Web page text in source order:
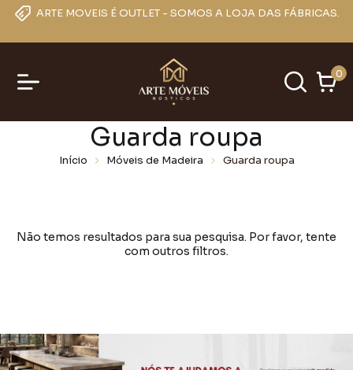
ARTE MOVEIS É OUTLET - SOMOS A LOJA DAS FÁBRICAS.
0
Guarda roupa
Início Móveis de Madeira Guarda roupa
Não temos resultados para sua pesquisa. Por favor, tente
com outros filtros.